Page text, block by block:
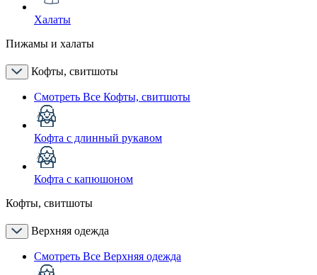
Халаты
Пижамы и халаты
Кофты, свитшоты
Смотреть Все Кофты, свитшоты
Кофта с длинный рукавом
Кофта с капюшоном
Кофты, свитшоты
Верхняя одежда
Смотреть Все Верхняя одежда